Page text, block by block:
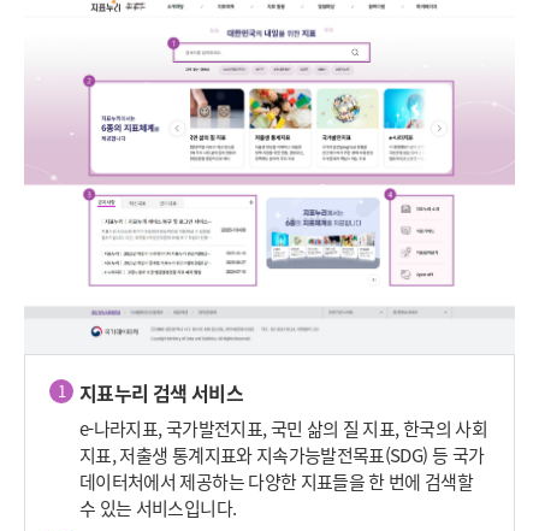
라
1 지표누리 검색 서비스
e-나라지표, 국가발전지표, 국민 삶의 질 지표, 한국의 사회
지표, 저출생 통계지표와 지속가능발전목표(SDG) 등 국가
데이터처에서 제공하는 다양한 지표들을 한 번에 검색할
수 있는 서비스입니다.